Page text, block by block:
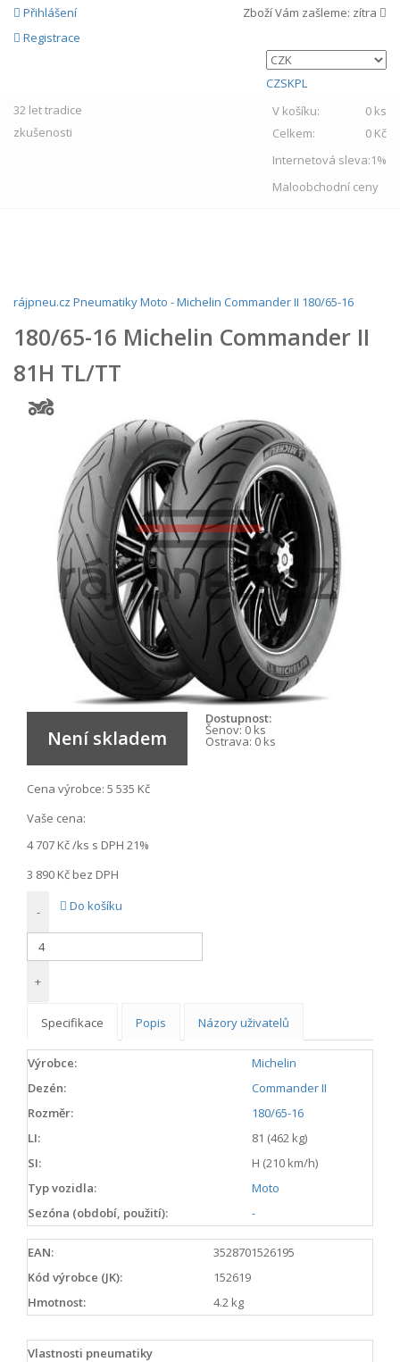
Přihlášení
Registrace
Zboží Vám zašleme: zítra
CZSKPL
32 lettradice
zkušenosti
V košíku:
0 ks
Celkem:
0 Kč
Internetová sleva:1%
Maloobchodní ceny
rájpneu.cz PneumatikyMoto -Michelin Commander II 180/65-16
180/65-16 Michelin Commander II
81H TL/TT
Není skladem
Dostupnost:
Šenov: 0 ks
Ostrava: 0 ks
Cena výrobce: 5 535 Kč
Vaše cena:
4 707 Kč/ks s DPH 21%
3 890 Kč bez DPH
-
+
Do košíku
Specifikace Popis Názory uživatelů
Výrobce:
Michelin
Dezén:
Commander II
Rozměr:
180/65-16
LI:
81 (462 kg)
SI:
H (210 km/h)
Typ vozidla:
Moto
Sezóna (období, použití):
-
EAN:
3528701526195
Kód výrobce (JK):
152619
Hmotnost:
4.2 kg
Vlastnosti pneumatiky